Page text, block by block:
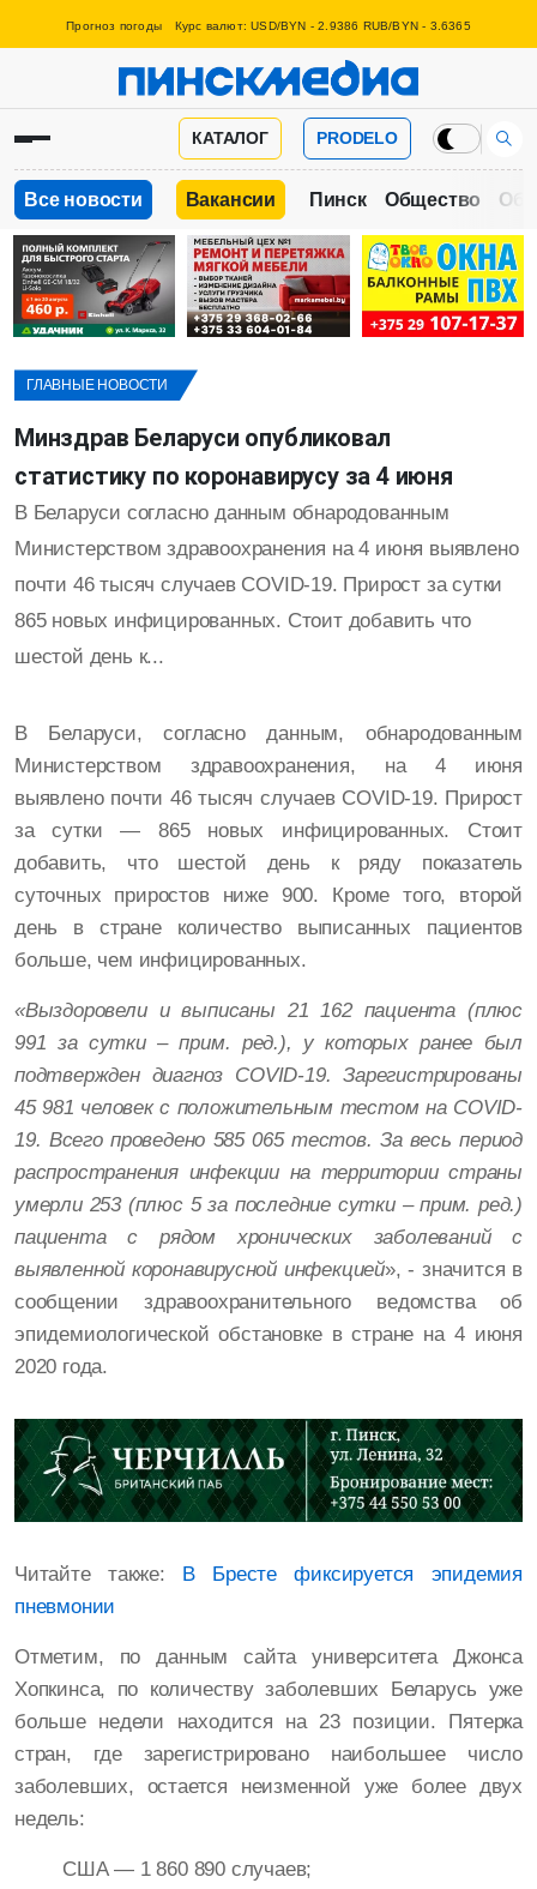
Прогноз погоды Курс валют: USD/BYN - 2.9386 RUB/BYN - 3.6365
КАТАЛОГ PRODELO
Все новости Вакансии Пинск Общество
ГЛАВНЫЕ НОВОСТИ
Минздрав Беларуси опубликовал
статистику по коронавирусу за 4 июня
В Беларуси согласно данным обнародованным
Министерством здравоохранения на 4 июня выявлено
почти 46 тысяч случаев COVID-19. Прирост за сутки
865 новых инфицированных. Стоит добавить что
шестой день к...
В Беларуси, согласно данным, обнародованным
Министерством здравоохранения, на 4 июня
выявлено почти 46 тысяч случаев COVID-19. Прирост
за сутки — 865 новых инфицированных. Стоит
добавить, что шестой день к ряду показатель
суточных приростов ниже 900. Кроме того, второй
день в стране количество выписанных пациентов
больше, чем инфицированных.
«Выздоровели и выписаны 21 162 пациента (плюс
991 за сутки – прим. ред.), у которых ранее был
подтвержден диагноз COVID-19. Зарегистрированы
45 981 человек с положительным тестом на COVID-
19. Всего проведено 585 065 тестов. За весь период
распространения инфекции на территории страны
умерли 253 (плюс 5 за последние сутки – прим. ред.)
пациента с рядом хронических заболеваний с
выявленной коронавирусной инфекцией», - значится в
сообщении здравоохранительного ведомства об
эпидемиологической обстановке в стране на 4 июня
2020 года.
Читайте также:
В Бресте фиксируется эпидемия
пневмонии
Отметим, по данным сайта университета Джонса
Хопкинса, по количеству заболевших Беларусь уже
больше недели находится на 23 позиции. Пятерка
стран, где зарегистрировано наибольшее число
заболевших, остается неизменной уже более двух
недель:
США — 1 860 890 случаев;